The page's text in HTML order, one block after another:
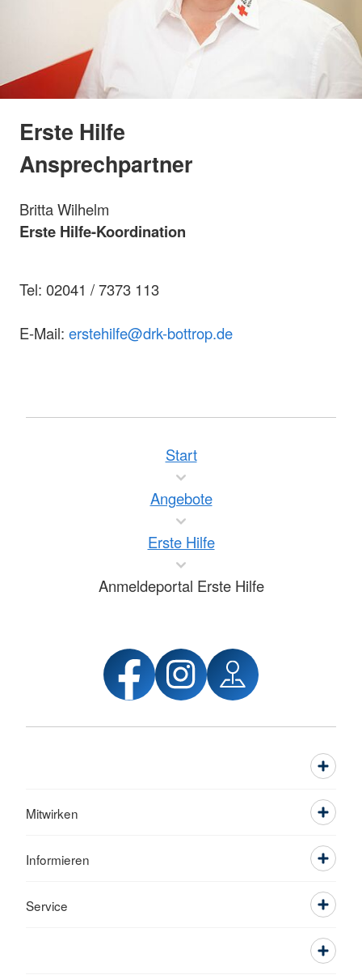
Erste Hilfe
Ansprechpartner
Britta Wilhelm
Erste Hilfe-Koordination
Tel: 02041 / 7373 113
E-Mail: erstehilfe@drk-bottrop.de
Start
Angebote
Erste Hilfe
Anmeldeportal Erste Hilfe
Mitwirken
Informieren
Service